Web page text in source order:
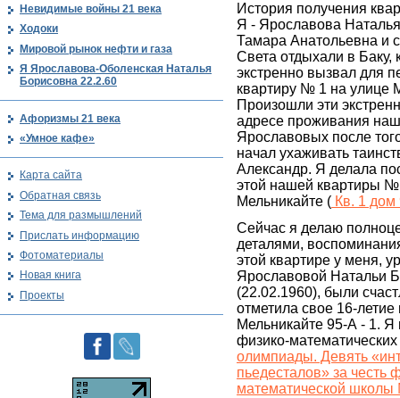
История получения
Я - Ярославова
Тамара Анатольевна и
Света отдыхали в Баку,
экстренно вызвал для
квартиру № 1 на улице
Произошли эти
адресе проживания
Ярославовых после
начал ухаживать
Александр. Я делала
этой нашей квартиры
Мельникайте ( Кв. 1 дом
Сейчас я делаю
деталями,
этой квартире у меня,
Ярославовой Натальи
(22.02.1960), были
отметила свое 16-летие
Мельникайте 95-А - 1. Я
физико-
олимпиады. Девять
пьедесталов» за честь
математической
Невидимые войны 21 века
Ходоки
Мировой рынок нефти и газа
Я Ярославова-Оболенская Наталья
Борисовна 22.2.60
Афоризмы 21 века
«Умное кафе»
Карта сайта
Обратная связь
Тема для размышлений
Прислать информацию
Фотоматериалы
Новая книга
Проекты